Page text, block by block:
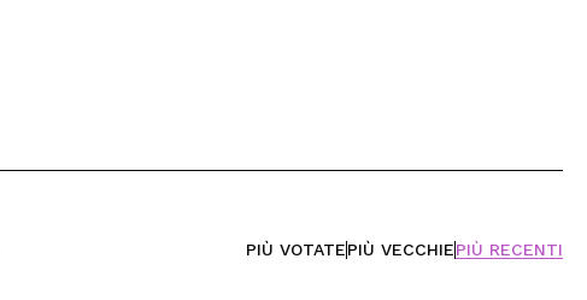
PIÙ VOTATEPIÙ VECCHIEPIÙ RECENTI